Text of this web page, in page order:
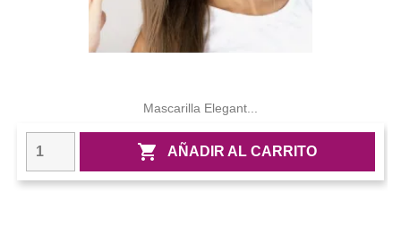
Mascarilla Elegant...
 AÑADIR AL CARRITO